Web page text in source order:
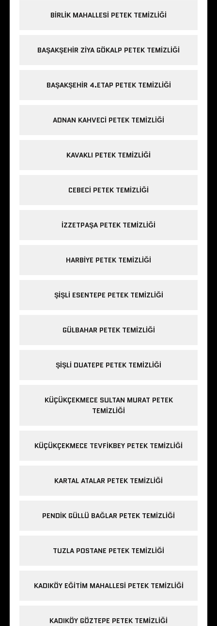
BIRLIK MAHALLESI PETEK TEMIZLIĞI
BAŞAKŞEHIR ZIYA GÖKALP PETEK TEMIZLIĞI
BAŞAKŞEHIR 4.ETAP PETEK TEMIZLIĞI
ADNAN KAHVECI PETEK TEMIZLIĞI
KAVAKLI PETEK TEMIZLIĞI
CEBECI PETEK TEMIZLIĞI
IZZETPAŞA PETEK TEMIZLIĞI
HARBIYE PETEK TEMIZLIĞI
ŞIŞLI ESENTEPE PETEK TEMIZLIĞI
GÜLBAHAR PETEK TEMIZLIĞI
ŞIŞLI DUATEPE PETEK TEMIZLIĞI
KÜÇÜKÇEKMECE SULTAN MURAT PETEK
TEMIZLIĞI
KÜÇÜKÇEKMECE TEVFIKBEY PETEK TEMIZLIĞI
KARTAL ATALAR PETEK TEMIZLIĞI
PENDIK GÜLLÜ BAĞLAR PETEK TEMIZLIĞI
TUZLA POSTANE PETEK TEMIZLIĞI
KADIKÖY EĞITIM MAHALLESI PETEK TEMIZLIĞI
KADIKÖY GÖZTEPE PETEK TEMIZLIĞI